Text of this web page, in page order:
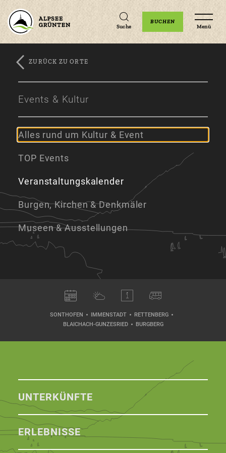
Zum
Zur
Zum
Suche
BUCHEN
Menü
ZURÜCK ZU ORTE
Events & Kultur
Alles rund um Kultur & Event
TOP Events
Veranstaltungskalender
Burgen, Kirchen & Denkmäler
Museen & Ausstellungen
SONTHOFEN IMMENSTADT
RETTENBERG
BLAICHACH-GUNZESRIED
BURGBERG
UNTERKÜNFTE
ERLEBNISSE
Unterkünfte Veranstaltungen